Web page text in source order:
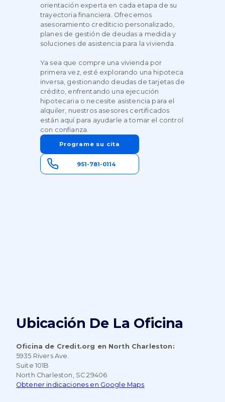
orientación experta en cada etapa de su
trayectoria financiera. Ofrecemos
asesoramiento crediticio personalizado,
planes de gestión de deudas a medida y
soluciones de asistencia para la vivienda.
Ya sea que compre una vivienda por
primera vez, esté explorando una hipoteca
inversa, gestionando deudas de tarjetas de
crédito, enfrentando una ejecución
hipotecaria o necesite asistencia para el
alquiler, nuestros asesores certificados
están aquí para ayudarle a tomar el control
con confianza.
Programe su cita
951-781-0114
Ubicación De La Oficina
Oficina de Credit.org en North Charleston:
5935 Rivers Ave.
Suite 101B
North Charleston, SC 29406
Obtener indicaciones en Google Maps